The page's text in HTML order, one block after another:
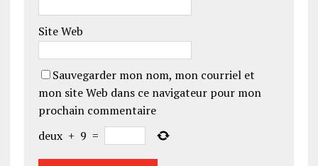
Site Web
Sauvegarder mon nom, mon courriel et
mon site Web dans ce navigateur pour mon
prochain commentaire
deux + 9 =